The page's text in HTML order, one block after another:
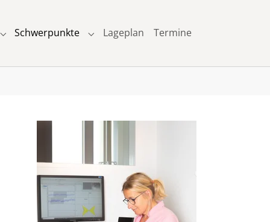
Submenu for "Leistungsspektrum"
Schwerpunkte Submenu for "Schwerpunkte"
Lageplan Termine